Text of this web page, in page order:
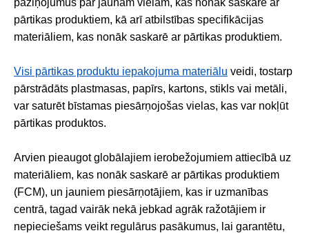
paziņojumus par jaunām vielām, kas nonāk saskarē ar
pārtikas produktiem, kā arī atbilstības specifikācijas
materiāliem, kas nonāk saskarē ar pārtikas produktiem.
Visi pārtikas produktu iepakojuma materiālu veidi, tostarp
pārstrādāts plastmasas, papīrs, kartons, stikls vai metāli,
var saturēt bīstamas piesārņojošas vielas, kas var nokļūt
pārtikas produktos.
Arvien pieaugot globālajiem ierobežojumiem attiecībā uz
materiāliem, kas nonāk saskarē ar pārtikas produktiem
(FCM), un jauniem piesārņotājiem, kas ir uzmanības
centrā, tagad vairāk nekā jebkad agrāk ražotājiem ir
nepieciešams veikt regulārus pasākumus, lai garantētu,